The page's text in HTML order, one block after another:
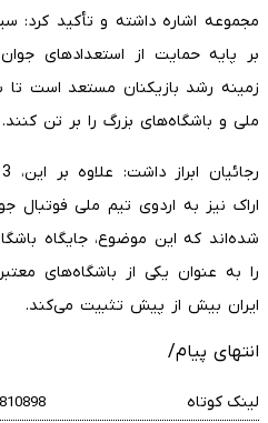
مجموعه اشاره داشته و تأکید کرد:
بر پایه حمایت از استعدادهای
زمینه رشد بازیکنان مستعد است تا
ملی و باشگاه‌های بزرگ را بر تن کنند.
اراک نیز به اردوی تیم ملی فوتبال
شده‌اند که این موضوع، جایگاه
را به عنوان یکی از باشگاه‌های
ایران بیش از پیش تثبیت می‌کند.
انتهای پیام/
لینک کوتاه